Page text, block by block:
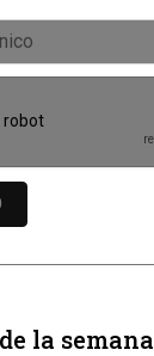
la semana